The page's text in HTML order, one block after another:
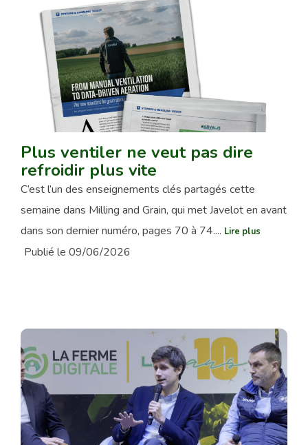
Plus ventiler ne veut pas dire
refroidir plus vite
C’est l’un des enseignements clés partagés cette
semaine dans Milling and Grain, qui met Javelot en avant
dans son dernier numéro, pages 70 à 74.... Lire plus
Publié le 09/06/2026